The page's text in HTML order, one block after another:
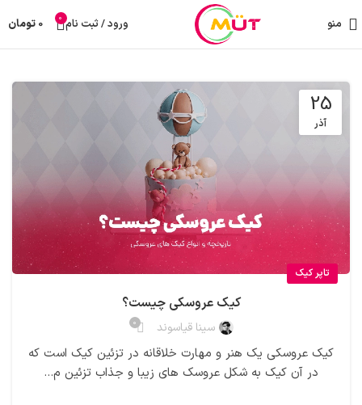
منو ورود / ثبت نام 0
0 تومان
25
آذر
تاپر کیک
کیک عروسکی چیست؟
سینا قیاسوند 0
کیک عروسکی یک هنر و مهارت خلاقانه در تزئین کیک است که
در آن کیک به شکل عروسک های زیبا و جذاب تزئین م...